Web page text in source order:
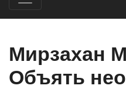
Мирзахан
Объять